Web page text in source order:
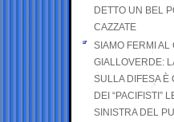
DETTO UN BEL
CAZZATE
SIAMO FERMI AL
GIALLOVERDE:
SULLA DIFESA È
DEI “PACIFISTI”
SINISTRA DEL